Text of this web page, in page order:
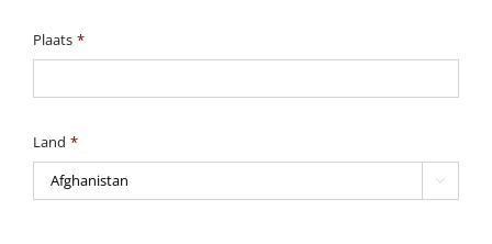
Plaats *
Land *
